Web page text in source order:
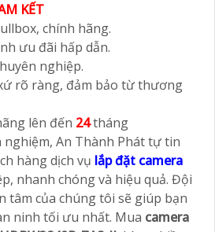
KẾT
chính hãng.
ưu đãi hấp dẫn.
nghiệp.
rõ ràng, đảm bảo từ thương
lên đến 24tháng
nghiệm, An Thành Phát tự tin
hàng dịch vụ lắp đặt camera
nhanh chóng và hiệu quả. Đội
tâm của chúng tôi sẽ giúp bạn
ninh tối ưu nhất. Mua camera